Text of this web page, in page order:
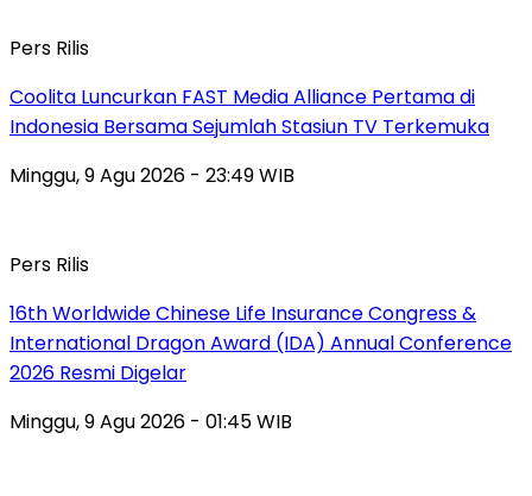
Pers Rilis
Coolita Luncurkan FAST Media Alliance Pertama di
Indonesia Bersama Sejumlah Stasiun TV Terkemuka
Minggu, 9 Agu 2026 - 23:49 WIB
Pers Rilis
16th Worldwide Chinese Life Insurance Congress &
International Dragon Award (IDA) Annual Conference
2026 Resmi Digelar
Minggu, 9 Agu 2026 - 01:45 WIB